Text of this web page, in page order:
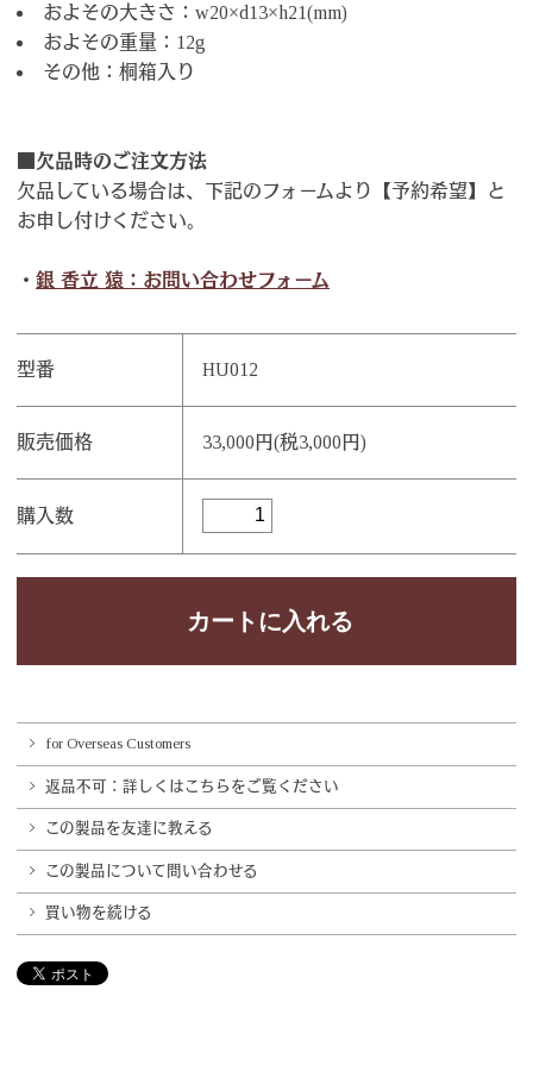
およその大きさ：w20×d13×h21(mm)
およその重量：12g
その他：桐箱入り
■欠品時のご注文方法
欠品している場合は、下記のフォームより【予約希望】と
お申し付けください。
・ 銀 香立 猿：お問い合わせフォーム
型番 HU012
販売価格 33,000円(税3,000円)
購入数
for Overseas Customers
返品不可：詳しくはこちらをご覧ください
この製品を友達に教える
この製品について問い合わせる
買い物を続ける